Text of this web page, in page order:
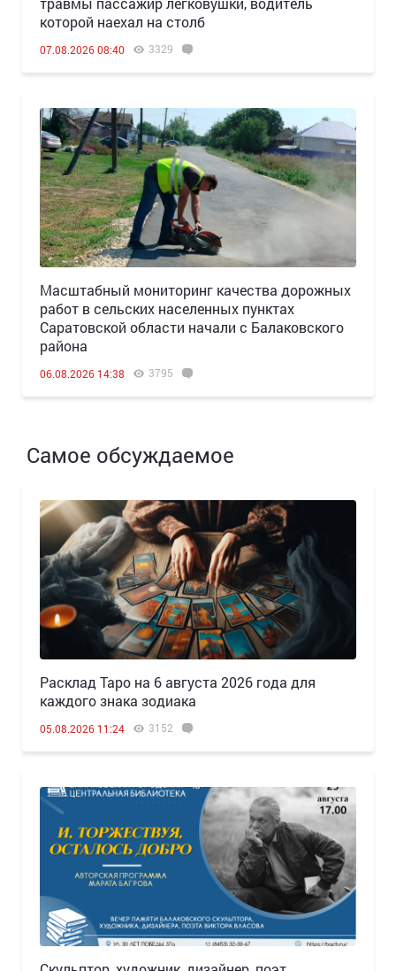
которой наехал на столб
07.08.2026 08:40 3329
Масштабный мониторинг качества дорожных
работ в сельских населенных пунктах
Саратовской области начали с Балаковского
района
06.08.2026 14:38 3795
Самое обсуждаемое
Расклад Таро на 6 августа 2026 года для
каждого знака зодиака
05.08.2026 11:24 3152